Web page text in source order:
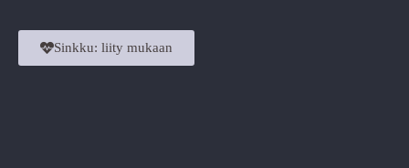
Sinkku: liity mukaan